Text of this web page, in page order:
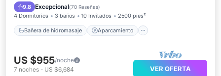
9.8 Excepcional(70 Reseñas)
4 Dormitorios 3 baños 10 Invitados 2500 pies²
Bañera de hidromasaje Aparcamiento
Vista al mar
US $955/noche
7 noches - US $6,684 VER OFERTA